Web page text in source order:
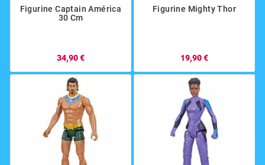
Figurine Captain América
30 Cm
34,90 €
Figurine Mighty Thor
19,90 €